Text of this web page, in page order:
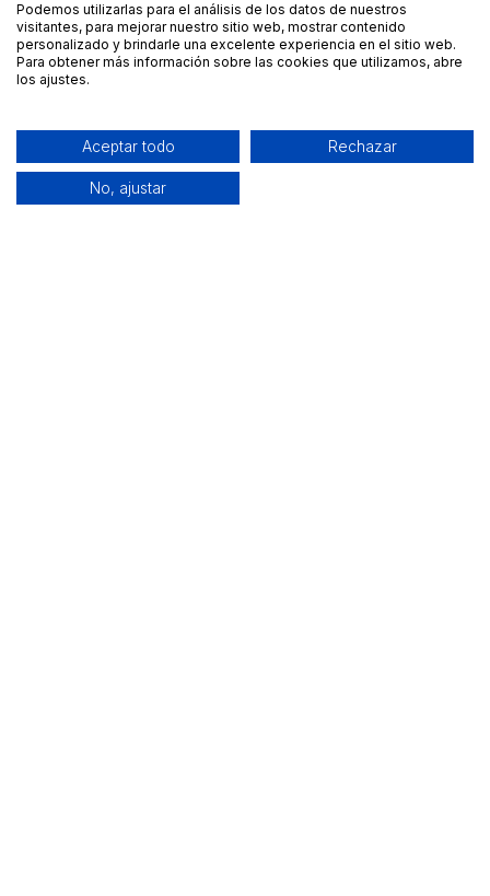
Podemos utilizarlas para el análisis de los datos de nuestros
visitantes, para mejorar nuestro sitio web, mostrar contenido
personalizado y brindarle una excelente experiencia en el sitio web.
Para obtener más información sobre las cookies que utilizamos, abre
los ajustes.
Aceptar todo Rechazar
No, ajustar